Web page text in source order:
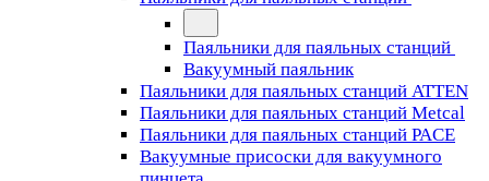
Паяльники для паяльных станций
Вакуумный паяльник
Паяльники для паяльных станций ATTEN
Паяльники для паяльных станций Metcal
Паяльники для паяльных станций PACE
Вакуумные присоски для вакуумного